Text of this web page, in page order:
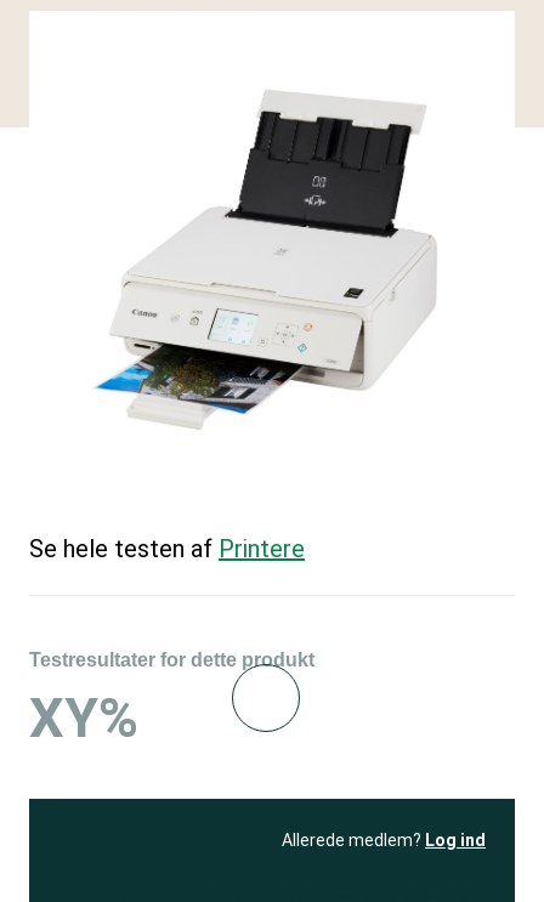
Se hele testen af Printere
Testresultater for dette produkt
XY%
Allerede medlem? Log ind